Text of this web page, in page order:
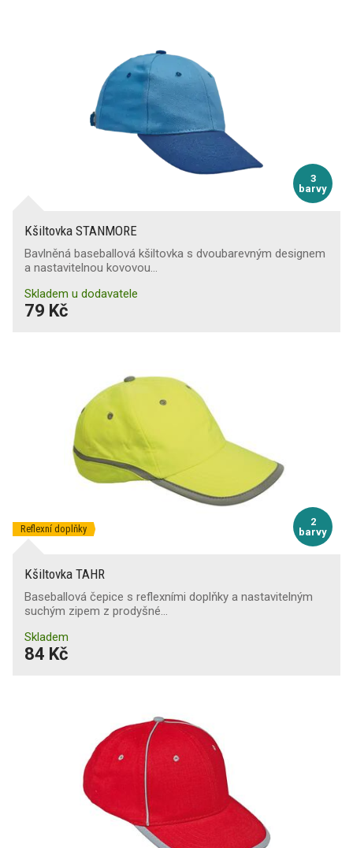
3
barvy
Kšiltovka STANMORE
Bavlněná baseballová kšiltovka s dvoubarevným designem
a nastavitelnou kovovou…
Skladem u dodavatele
79 Kč
2
barvy
Reflexní doplňky
Kšiltovka TAHR
Baseballová čepice s reflexními doplňky a nastavitelným
suchým zipem z prodyšné…
Skladem
84 Kč